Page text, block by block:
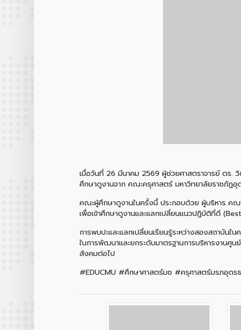
เมื่อวันที่ 26 มีนาคม 2569 ผู้ช่วยศาสตราจารย์ ดร
ศึกษาดูงานจาก คณะครุศาสตร์ มหาวิทยาลัยราชภัฏ
คณะผู้ศึกษาดูงานในครั้งนี้ ประกอบด้วย ผู้บริหาร คณ
เพื่อเข้าศึกษาดูงานและแลกเปลี่ยนแนวปฏิบัติที่ดี
การพบปะและแลกเปลี่ยนเรียนรู้ระหว่างสองสถาบัน
ในการพัฒนาและยกระดับมาตรฐานการบริหารงาน
สังคมต่อไป
#EDUCMU #ศึกษาศาสตร์มช #ครุศาสตร์มรภอุด